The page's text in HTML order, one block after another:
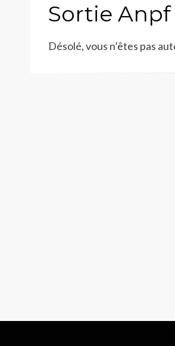
Sortie Anpf
Désolé, vous n’êtes pas